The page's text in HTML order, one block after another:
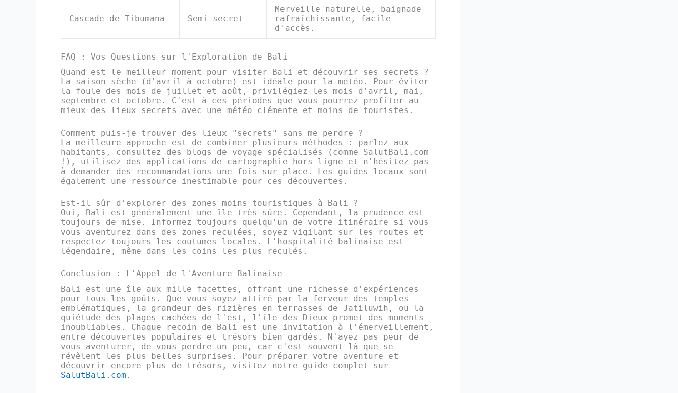
Cascade de Tibumana Semi-secret
Merveille naturelle, baignade
rafraîchissante, facile
d'accès.
FAQ : Vos Questions sur l'Exploration de Bali
Quand est le meilleur moment pour visiter Bali et découvrir ses secrets ?
La saison sèche (d'avril à octobre) est idéale pour la météo. Pour éviter
la foule des mois de juillet et août, privilégiez les mois d'avril, mai,
septembre et octobre. C'est à ces périodes que vous pourrez profiter au
mieux des lieux secrets avec une météo clémente et moins de touristes.
Comment puis-je trouver des lieux "secrets" sans me perdre ?
La meilleure approche est de combiner plusieurs méthodes : parlez aux
habitants, consultez des blogs de voyage spécialisés (comme SalutBali.com
!), utilisez des applications de cartographie hors ligne et n'hésitez pas
à demander des recommandations une fois sur place. Les guides locaux sont
également une ressource inestimable pour ces découvertes.
Est-il sûr d'explorer des zones moins touristiques à Bali ?
Oui, Bali est généralement une île très sûre. Cependant, la prudence est
toujours de mise. Informez toujours quelqu'un de votre itinéraire si vous
vous aventurez dans des zones reculées, soyez vigilant sur les routes et
respectez toujours les coutumes locales. L'hospitalité balinaise est
légendaire, même dans les coins les plus reculés.
Conclusion : L'Appel de l'Aventure Balinaise
Bali est une île aux mille facettes, offrant une richesse d'expériences
pour tous les goûts. Que vous soyez attiré par la ferveur des temples
emblématiques, la grandeur des rizières en terrasses de Jatiluwih, ou la
quiétude des plages cachées de l'est, l'île des Dieux promet des moments
inoubliables. Chaque recoin de Bali est une invitation à l'émerveillement,
entre découvertes populaires et trésors bien gardés. N'ayez pas peur de
vous aventurer, de vous perdre un peu, car c'est souvent là que se
révèlent les plus belles surprises. Pour préparer votre aventure et
découvrir encore plus de trésors, visitez notre guide complet sur
SalutBali.com .